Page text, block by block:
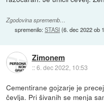
Zgodovina sprememb…
spremenilo:STASI (6. dec 2022 ob
Zimonem
::6. dec 2022, 10:53
Cementirane gojzarje je
čevlja. Pri šivanih se menja